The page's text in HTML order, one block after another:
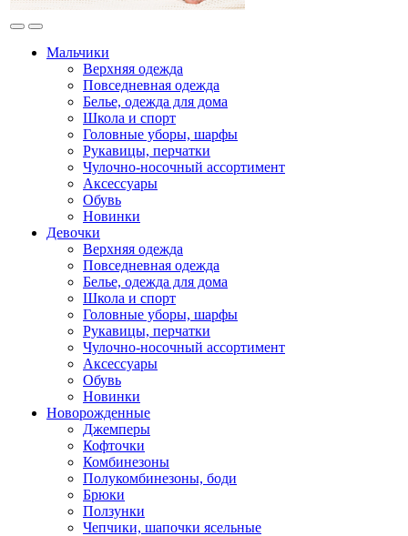
Мальчики
Верхняя одежда
Повседневная одежда
Белье, одежда для дома
Школа и спорт
Головные уборы, шарфы
Рукавицы, перчатки
Чулочно-носочный ассортимент
Аксессуары
Обувь
Новинки
Девочки
Верхняя одежда
Повседневная одежда
Белье, одежда для дома
Школа и спорт
Головные уборы, шарфы
Рукавицы, перчатки
Чулочно-носочный ассортимент
Аксессуары
Обувь
Новинки
Новорожденные
Джемперы
Кофточки
Комбинезоны
Полукомбинезоны, боди
Брюки
Ползунки
Чепчики, шапочки ясельные